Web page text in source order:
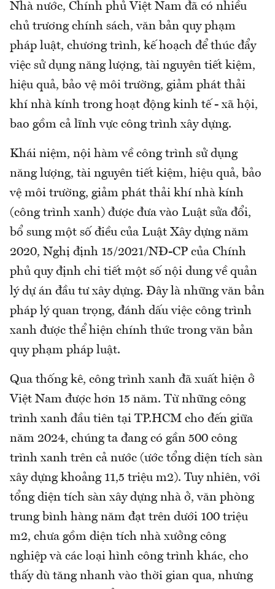
Nhà nước, Chính phủ Việt Nam đã có nhiều
chủ trương chính sách, văn bản quy phạm
pháp luật, chương trình, kế hoạch để thúc đẩy
việc sử dụng năng lượng, tài nguyên tiết kiệm,
hiệu quả, bảo vệ môi trường, giảm phát thải
khí nhà kính trong hoạt động kinh tế - xã hội,
bao gồm cả lĩnh vực công trình xây dựng.
Khái niệm, nội hàm về công trình sử dụng
năng lượng, tài nguyên tiết kiệm, hiệu quả, bảo
vệ môi trường, giảm phát thải khí nhà kính
(công trình xanh) được đưa vào Luật sửa đổi,
bổ sung một số điều của Luật Xây dựng năm
2020, Nghị định 15/2021/NĐ-CP của Chính
phủ quy định chi tiết một số nội dung về quản
lý dự án đầu tư xây dựng. Đây là những văn bản
pháp lý quan trọng, đánh dấu việc công trình
xanh được thể hiện chính thức trong văn bản
quy phạm pháp luật.
Qua thống kê, công trình xanh đã xuất hiện ở
Việt Nam được hơn 15 năm. Từ những công
trình xanh đầu tiên tại TP.HCM cho đến giữa
năm 2024, chúng ta đang có gần 500 công
trình xanh trên cả nước (ước tổng diện tích sàn
xây dựng khoảng 11,5 triệu m2). Tuy nhiên, với
tổng diện tích sàn xây dựng nhà ở, văn phòng
trung bình hàng năm đạt trên dưới 100 triệu
m2, chưa gồm diện tích nhà xưởng công
nghiệp và các loại hình công trình khác, cho
thấy dù tăng nhanh vào thời gian qua, nhưng